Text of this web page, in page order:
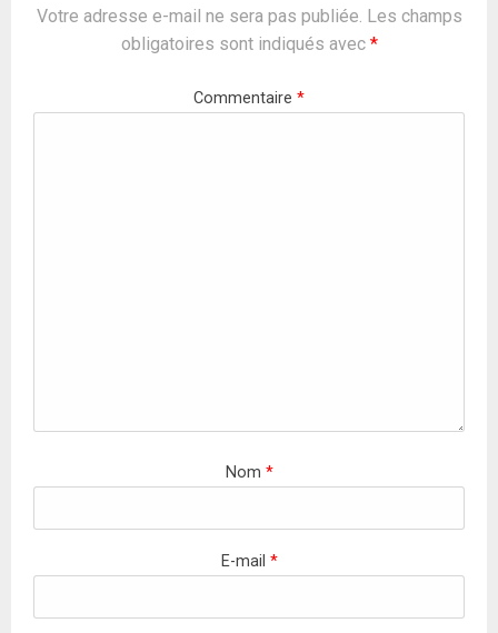
Votre adresse e-mail ne sera pas publiée. Les champs
obligatoires sont indiqués avec *
Commentaire *
Nom *
E-mail *